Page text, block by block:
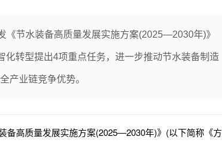
《节水装备高质量发展实施方案(2025—2030年)》
转型提出4项重点任务，进一步推动节水装备制造
产业链竞争优势。
备高质量发展实施方案(2025—2030年)》(以下简称《方